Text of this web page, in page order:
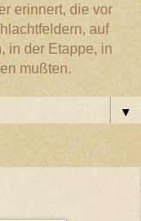
erinnert, die vor
auf
in der Etappe, in
mußten.
▼